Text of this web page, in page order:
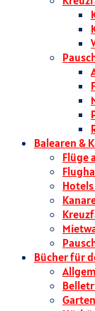
Balearen &
Flüge
Bücher für